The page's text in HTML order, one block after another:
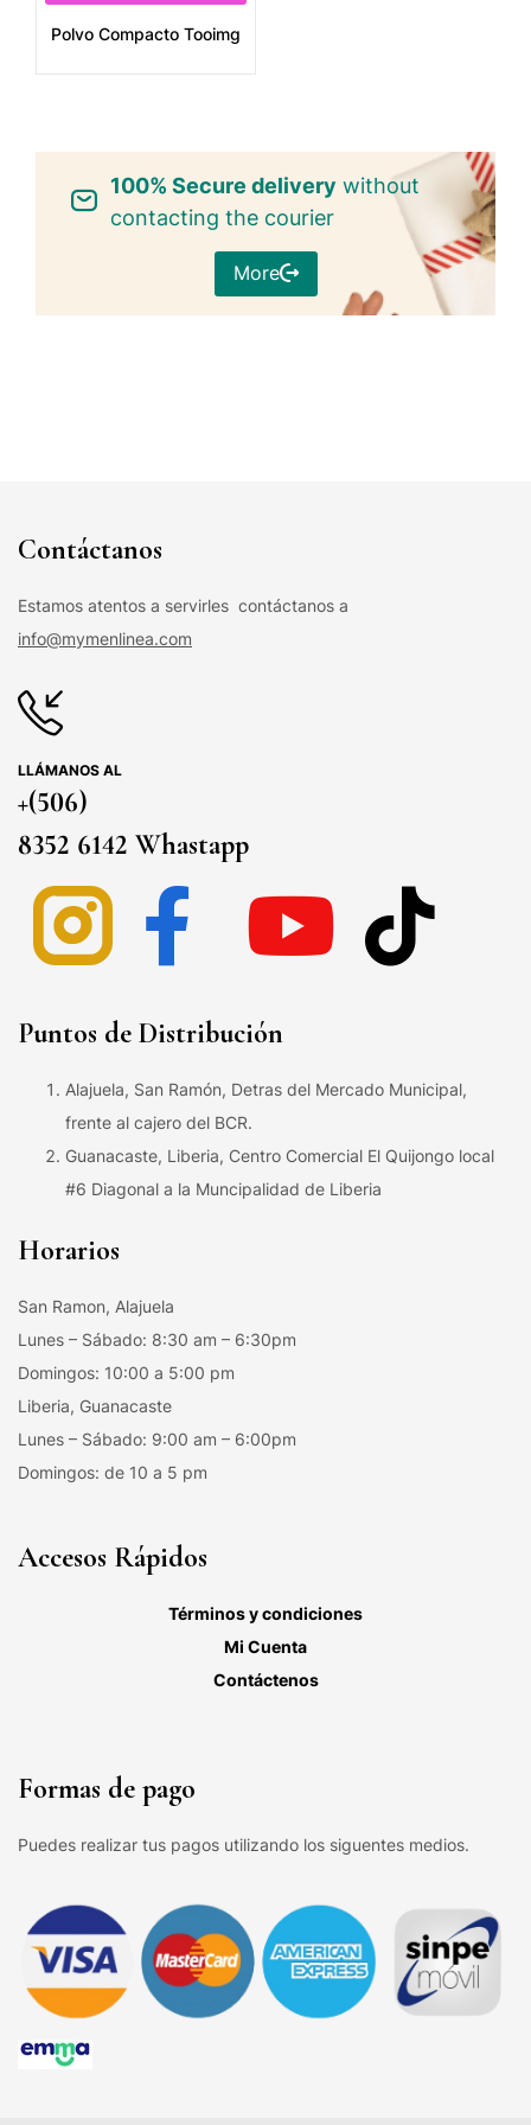
Polvo Compacto Tooimg
100% Secure delivery without
contacting the courier
More
Contáctanos
Estamos atentos a servirles contáctanos a
info@mymenlinea.com
LLÁMANOS AL
+(506)
8352 6142 Whastapp
Puntos de Distribución
Alajuela, San Ramón, Detras del Mercado Municipal,
frente al cajero del BCR.
Guanacaste, Liberia, Centro Comercial El Quijongo local
#6 Diagonal a la Muncipalidad de Liberia
Horarios
San Ramon, Alajuela
Lunes – Sábado: 8:30 am – 6:30pm
Domingos: 10:00 a 5:00 pm
Liberia, Guanacaste
Lunes – Sábado: 9:00 am – 6:00pm
Domingos: de 10 a 5 pm
Accesos Rápidos
Términos y condiciones
Mi Cuenta
Contáctenos
Formas de pago
Puedes realizar tus pagos utilizando los siguentes medios.